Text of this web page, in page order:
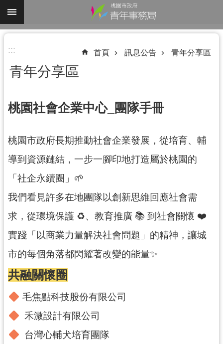
跳到主要內容區塊
進
搜
尋
識
我
們
務
資
訊
訊
息
公
告
便
民
服
務
::: 首頁 訊息公告 青年分享區
青年分享區
桃園社會企業中心_團隊手冊
桃園市政府長期推動社會企業發展，從培育、輔
導到資源鏈結，一步一腳印地打造屬於桃園的
「社企永續圈」🌱
我們看見許多在地團隊以創新思維回應社會需
求，從環境保護 ♻️、教育推廣 📚 到社會關懷 ❤️
實踐「以商業力量解決社會問題」的精神，讓城
市的每個角落都閃耀著改變的能量✨
共融關懷圈
毛焦點科技股份有限公司
禾溦設計有限公司
台灣心輔犬培育團隊